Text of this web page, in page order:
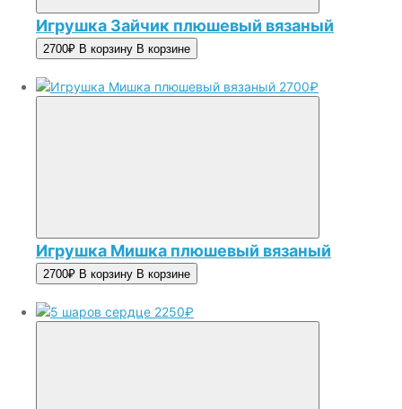
Игрушка Зайчик плюшевый вязаный
2700₽ В корзину В корзине
2700₽
Игрушка Мишка плюшевый вязаный
2700₽ В корзину В корзине
2250₽